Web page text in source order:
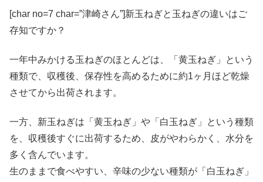
[char no=7 char=”津崎さん”]新玉ねぎと玉ねぎの違いはご
存知ですか？
一年中みかける玉ねぎのほとんどは、「黄玉ねぎ」という
種類で、収穫後、保存性を高めるために約1ヶ月ほど乾燥
させてから出荷されます。
一方、新玉ねぎは「黄玉ねぎ」や「白玉ねぎ」という種類
を、収穫後すぐに出荷するため、皮がやわらかく、水分を
多く含んでいます。
生のままで食べやすい、辛味の少ない種類が「白玉ねぎ」